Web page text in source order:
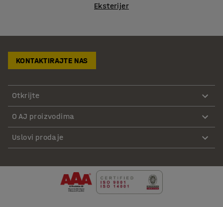
Eksterijer
KONTAKTIRAJTE NAS
Otkrijte
O AJ proizvodima
Uslovi prodaje